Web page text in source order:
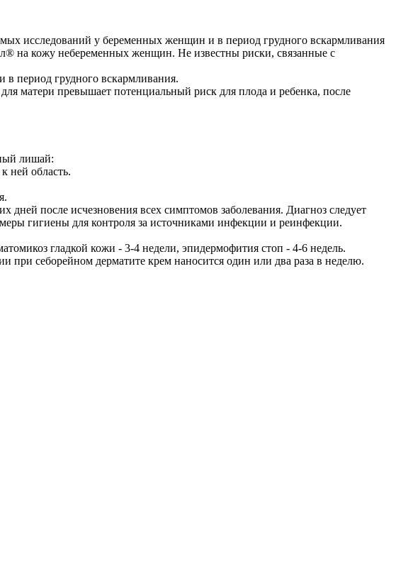
исследований у беременных женщин и в период грудного вскармливания
на кожу небеременных женщин. Не известны риски, связанные с
период грудного вскармливания.
матери превышает потенциальный риск для плода и ребенка, после
лишай:
ней область.
дней после исчезновения всех симптомов заболевания. Диагноз следует
гигиены для контроля за источниками инфекции и реинфекции.
гладкой кожи - 3-4 недели, эпидермофития стоп - 4-6 недель.
при себорейном дерматите крем наносится один или два раза в неделю.